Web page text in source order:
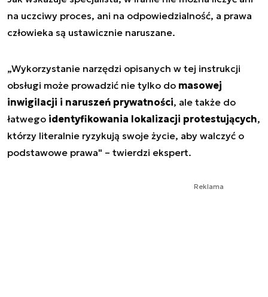
na uczciwy proces, ani na odpowiedzialność, a prawa
człowieka są ustawicznie naruszane.
„Wykorzystanie narzędzi opisanych w tej instrukcji
obsługi może prowadzić nie tylko do masowej
inwigilacji i naruszeń prywatności, ale także do
łatwego identyfikowania lokalizacji protestujących,
którzy literalnie ryzykują swoje życie, aby walczyć o
podstawowe prawa" – twierdzi ekspert.
Reklama